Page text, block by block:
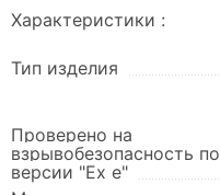
Характеристики :
Тип изделия
Проверено на
взрывобезопасность по
версии "Ex e"